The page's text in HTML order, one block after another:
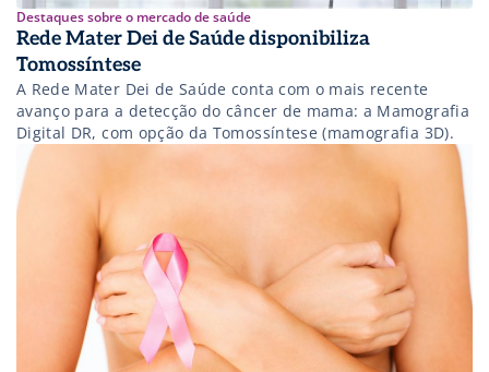
Destaques sobre o mercado de saúde
Rede Mater Dei de Saúde disponibiliza
Tomossíntese
A Rede Mater Dei de Saúde conta com o mais recente
avanço para a detecção do câncer de mama: a Mamografia
Digital DR, com opção da Tomossíntese (mamografia 3D).